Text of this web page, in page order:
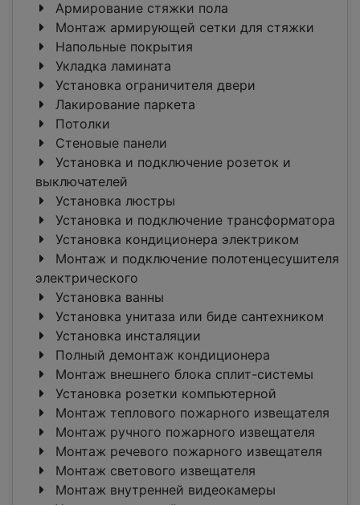
Армирование стяжки пола
Монтаж армирующей сетки для стяжки
Напольные покрытия
Укладка ламината
Установка ограничителя двери
Лакирование паркета
Потолки
Стеновые панели
Установка и подключение розеток и
выключателей
Установка люстры
Установка и подключение трансформатора
Установка кондиционера электриком
Монтаж и подключение полотенцесушителя
электрического
Установка ванны
Установка унитаза или биде сантехником
Установка инсталяции
Полный демонтаж кондиционера
Монтаж внешнего блока сплит-системы
Установка розетки компьютерной
Монтаж теплового пожарного извещателя
Монтаж ручного пожарного извещателя
Монтаж речевого пожарного извещателя
Монтаж светового извещателя
Монтаж внутренней видеокамеры